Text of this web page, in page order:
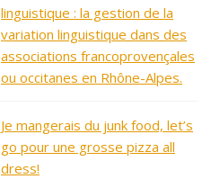
linguistique : la gestion de la
variation linguistique dans des
associations francoprovençales
ou occitanes en Rhône-Alpes.
Je mangerais du junk food, let’s
go pour une grosse pizza all
dress!